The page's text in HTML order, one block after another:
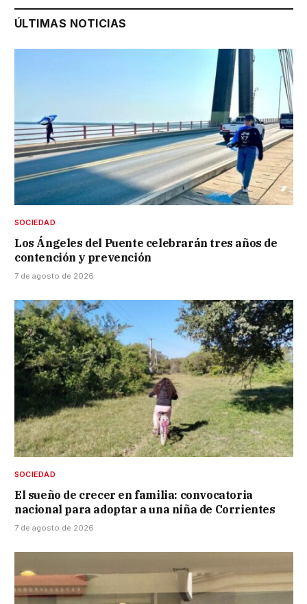
ÚLTIMAS NOTICIAS
SOCIEDAD
Los Ángeles del Puente celebrarán tres años de
contención y prevención
7 de agosto de 2026
SOCIEDAD
El sueño de crecer en familia: convocatoria
nacional para adoptar a una niña de Corrientes
7 de agosto de 2026